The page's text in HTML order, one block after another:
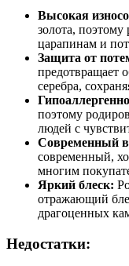
Высокая
золота,
царапинам и
Защита от
предотвращает
серебра,
поэтому
людей с
Современный
современный,
многим
Яркий блеск:
отражающий
драгоценных
Недостатки: